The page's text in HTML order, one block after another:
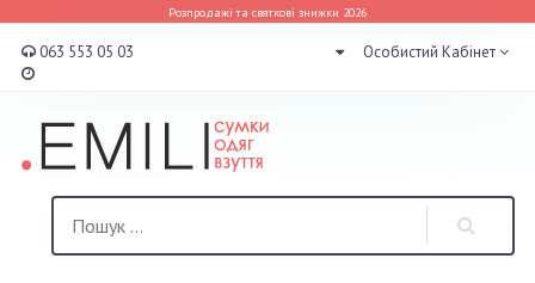
Розпродажі та святкові знижки 2026
063 553 05 03 Особистий Кабінет